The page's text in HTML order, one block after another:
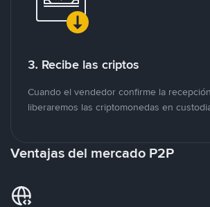
3. Recibe las criptos
Cuando el vendedor confirme la
liberaremos las criptomonedas en
Ventajas del mercado P2P